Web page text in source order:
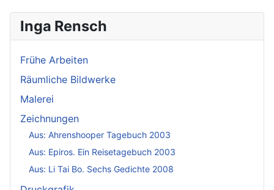
Inga Rensch
Frühe Arbeiten
Räumliche Bildwerke
Malerei
Zeichnungen
Aus: Ahrenshooper Tagebuch 2003
Aus: Epiros. Ein Reisetagebuch 2003
Aus: Li Tai Bo. Sechs Gedichte 2008